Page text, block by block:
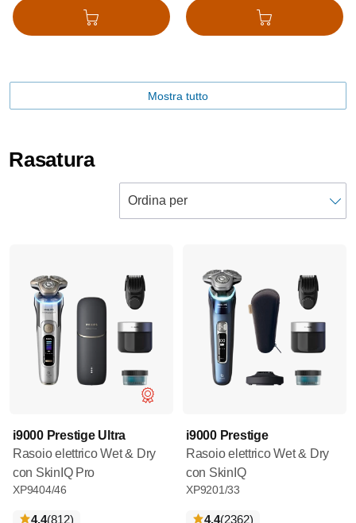
Aggiungi al carrello Aggiungi al carrello
Mostra tutto
Rasatura
i9000 Prestige Ultra
Rasoio elettrico Wet & Dry
con SkinIQ Pro
XP9404/46
4.4(812recensioni
)
i9000 Prestige
Rasoio elettrico Wet & Dry
con SkinIQ
XP9201/33
4.4(2362recensioni
)